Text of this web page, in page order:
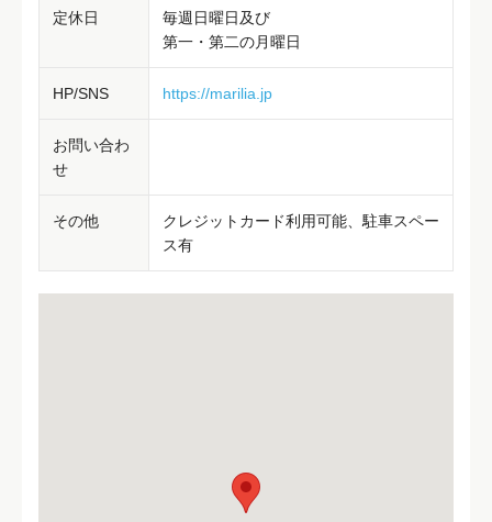
定休日
毎週日曜日及び
第一・第二の月曜日
HP/SNS https://marilia.jp
お問い合わ
せ
その他
クレジットカード利用可能、駐車スペー
ス有